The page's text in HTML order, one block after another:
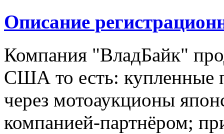
Описание
Компания "ВладБайк"
США то есть: купленные
через мотоаукционы
компанией-партнёром;